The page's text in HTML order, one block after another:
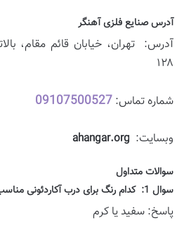
آدرس صنایع فلزی آهنگر
آدرس: تهران، خیابان قائم مقام،
۱۲۸
شماره تماس: 09107500527
وبسایت: ahangar.org
سوالات متداول
سوال 1: کدام رنگ برای درب آکاردئونی مناسب خانه های کوچک است؟
پاسخ: سفید یا کرم